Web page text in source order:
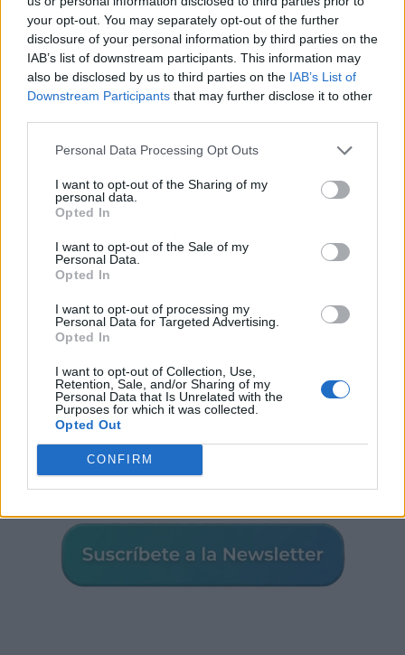
your opt-out. You may separately opt-out of the further
disclosure of your personal information by third parties on the
IAB’s list of downstream participants. This information may
also be disclosed by us to third parties on the IAB’s List of
Downstream Participants that may further disclose it to other
Personal Data Processing Opt Outs
I want to opt-out of the Sharing of my
personal data.
Opted In
I want to opt-out of the Sale of my
Personal Data.
Opted In
I want to opt-out of processing my
Personal Data for Targeted Advertising.
Opted In
I want to opt-out of Collection, Use,
Retention, Sale, and/or Sharing of my
Personal Data that Is Unrelated with the
Purposes for which it was collected.
Opted Out
CONFIRM